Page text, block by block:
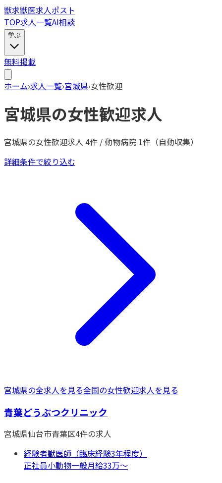
獣求獣医求人ポスト
TOP求人一覧AI相談
学ぶ
無料掲載
ホーム›求人一覧›宮城県›女性歓迎
宮城県の女性歓迎求人
宮城県の女性歓迎求人 4件 / 動物病院 1件（自動収集）
詳細条件で絞り込む
宮城県の全求人を見る全国の女性歓迎求人を見る
青葉どうぶつクリニック
宮城県仙台市青葉区4件の求人
経験者獣医師（臨床経験3年程度）
正社員小動物一般月給33万〜